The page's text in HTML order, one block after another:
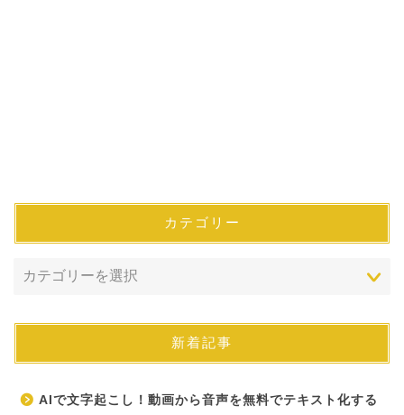
カテゴリー
新着記事
AIで文字起こし！動画から音声を無料でテキスト化する